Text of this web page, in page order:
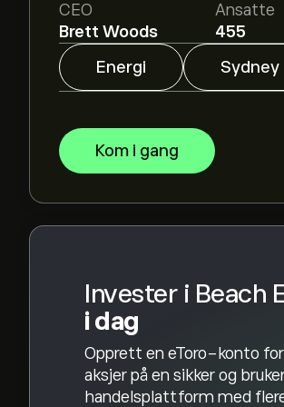
CEO
Brett Woods
Ansatte
455
Energi
Sydney
Kom i gang
Invester i Beach
i dag
Opprett en eToro-konto
aksjer på en sikker og
handelsplattform med
Analytikere gir forventninger
finansielle rapporter og
prisbevegelser.